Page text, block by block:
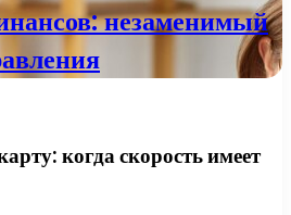
незаменимый
когда скорость имеет